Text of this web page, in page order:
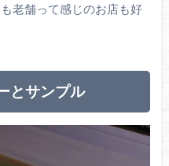
老舗って感じのお店も好
とサンプル